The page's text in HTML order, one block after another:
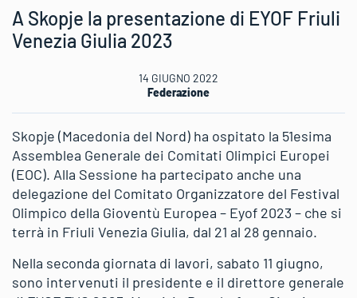
A Skopje la presentazione di EYOF Friuli
Venezia Giulia 2023
14 GIUGNO 2022
Federazione
Skopje (Macedonia del Nord) ha ospitato la 51esima
Assemblea Generale dei Comitati Olimpici Europei
(EOC). Alla Sessione ha partecipato anche una
delegazione del Comitato Organizzatore del Festival
Olimpico della Gioventù Europea – Eyof 2023 – che si
terrà in Friuli Venezia Giulia, dal 21 al 28 gennaio.
Nella seconda giornata di lavori, sabato 11 giugno,
sono intervenuti il presidente e il direttore generale